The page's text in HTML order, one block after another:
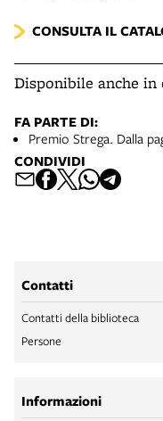
CONSULTA IL
Disponibile anche in
FA PARTE DI:
Premio Strega. Dalla
CONDIVIDI
Contatti
Contatti della biblioteca
Persone
Informazioni